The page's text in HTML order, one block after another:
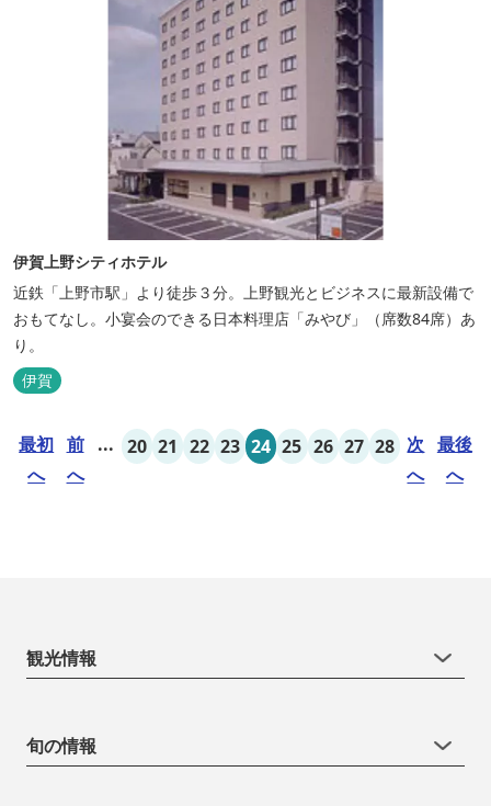
伊賀上野シティホテル
近鉄「上野市駅」より徒歩３分。上野観光とビジネスに最新設備で
おもてなし。小宴会のできる日本料理店「みやび」（席数84席）あ
り。
伊賀
最初
へ
前
へ
... 20 21 22 23 24 25 26 27 28 次
へ
最後
へ
観光情報
旬の情報